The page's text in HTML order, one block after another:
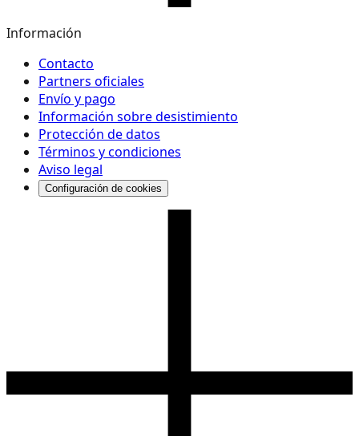
Información
Contacto
Partners oficiales
Envío y pago
Información sobre desistimiento
Protección de datos
Términos y condiciones
Aviso legal
Configuración de cookies